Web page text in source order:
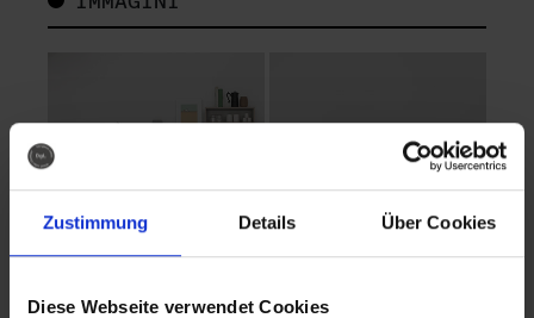
Zustimmung Details Über Cookies
Diese Webseite verwendet Cookies